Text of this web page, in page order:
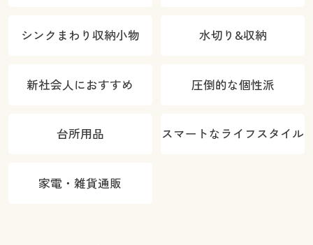
シンクまわり収納小物 水切り&収納
新社会人におすすめ 圧倒的な個性派
台所用品 スマートなライフスタイル
家電・雑貨通販